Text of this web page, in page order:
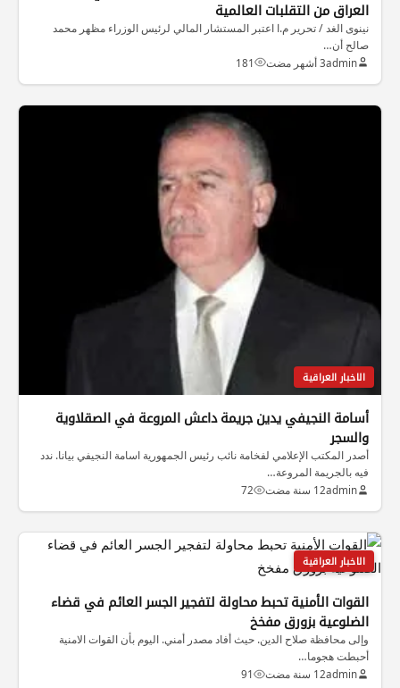
العراق من التقلبات العالمية
نينوى الغد / تحرير م.ا اعتبر المستشار المالي لرئيس الوزراء مظهر محمد
صالح أن…
admin3 أشهر مضت 181
الاخبار العراقية
أسامة النجيفي يدين جريمة داعش المروعة في الصقلاوية
والسجر
أصدر المكتب الإعلامي لفخامة نائب رئيس الجمهورية اسامة النجيفي بيانا. ندد
فيه بالجريمة المروعة…
admin12 سنة مضت 72
الاخبار العراقية
القوات الأمنية تحبط محاولة لتفجير الجسر العائم في قضاء
الضلوعية بزورق مفخخ
وإلى محافظة صلاح الدين. حيث أفاد مصدر أمني. اليوم بأن القوات الامنية
أحبطت هجوما…
admin12 سنة مضت 91